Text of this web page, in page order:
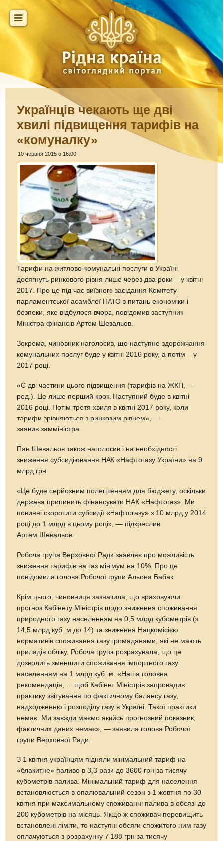
Українців чекають ще дві
хвилі підвищення тарифів на
«комуналку»
10 червня 2015 о 16:00
Тарифи на житлово-комунальні послуги в Україні
досягнуть ринкового рівня лише через два роки – у квітні
2017. Про це під час виїзного засідання Комітету
парламентської асамблеї НАТО з питань економіки і
безпеки, яке відбулося вчора, повідомив заступник
Міністра фінансів Артем Шевальов.
Зокрема, чиновник наголосив, що наступне здорожчання
комунальних послуг буде у квітні 2016 року, а потім – у
2017 році.
«Є дві частини цього підвищення (тарифів на ЖКП, —
ред.). Це лише перший крок. Наступний буде в квітні
2016 році. Потім третя хвиля в квітні 2017 року, коли
тарифи зрівняються з ринковим рівнем», —
заявив замміністра.
Пан Шевальов також наголосив і на необхідності
зниження субсидіювання НАК «Нафтогазу України» на 9
млрд грн.
«Це буде серйозним полегшенням для бюджету, оскільки
держава припинить фінансувати НАК «Нафтогаз». Ми
повинні скоротити субсидії «Нафтогазу» з 10 млрд у 2014
році до 1 млрд в цьому році», — підкреслив
Артем Шевальов.
Робоча група Верховної Ради заявляє про можливість
зниження тарифів на газ мінімум на 10%. Про це
повідомила голова Робочої групи Альона Бабак.
Крім цього, чиновниця зазначила, що враховуючи
прогноз Кабінету Міністрів щодо зниження споживання
природного газу населенням на 0,5 млрд кубометрів (з
14,5 млрд куб. м до 14) та зниження Нацкомісією
нормативів споживання газу громадянами, які не мають
приладів обліку, Робоча група розрахувала, що це
дозволить зменшити споживання імпортного газу
населенням на 1 млрд куб. м. «Наша головна
рекомендація, ... щоб Кабінет Міністрів запровадив
практику звітування по фактичному балансу газу,
надходженню і розподілу газу в Україні. Такої практики
немає. Ми завжди маємо якийсь прогнозний показник,
фактичних даних немає», — заявила голова Робочої
групи Верховної Ради.
З 1 квітня українцям підняли мінімальний тариф на
«блакитне» паливо в 3,3 рази до 3600 грн за тисячу
кубометрів палива. Мінімальний тариф для населення
встановлюється в опалювальний сезон з 1 жовтня по 30
квітня при максимальному споживанні палива в обсязі до
200 кубометрів на місяць. Якщо ж споживач перевищить
встановлені ліміти, то наступні обсяги спожитого ним газу
оплачуються з розрахунку 7 188 грн за тисячу